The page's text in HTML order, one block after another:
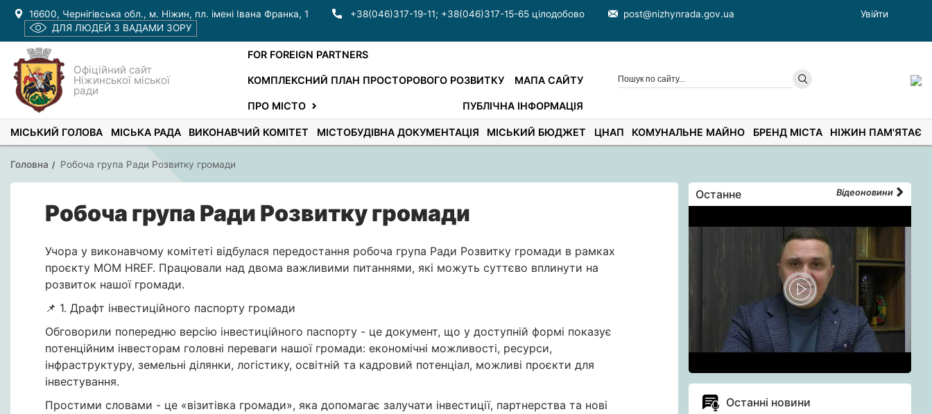
16600, Чернігівська обл., м. Ніжин, пл. імені Івана Франка, 1 +38(046)317-19-11; +38(046)317-15-65 цілодобово post@nizhynrada.gov.ua
Увійти
ДЛЯ ЛЮДЕЙ З ВАДАМИ ЗОРУ
Офіційний сайт
Ніжинської міської
ради
FOR FOREIGN PARTNERS
КОМПЛЕКСНИЙ ПЛАН ПРОСТОРОВОГО РОЗВИТКУ МАПА САЙТУ
ПРО МІСТО ПУБЛІЧНА ІНФОРМАЦІЯ
МІСЬКИЙ ГОЛОВА МІСЬКА РАДА ВИКОНАВЧИЙ КОМІТЕТ МІСТОБУДІВНА ДОКУМЕНТАЦІЯ МІСЬКИЙ БЮДЖЕТ ЦНАП КОМУНАЛЬНЕ МАЙНО БРЕНД МІСТА НІЖИН ПАМ'ЯТАЄ
Головна Робоча група Ради Розвитку громади
Робоча група Ради Розвитку громади
Учора у виконавчому комітеті відбулася передостання робоча група Ради Розвитку громади в рамках
проєкту МОМ HREF. Працювали над двома важливими питаннями, які можуть суттєво вплинути на
розвиток нашої громади.
📌 1. Драфт інвестиційного паспорту громади
Обговорили попередню версію інвестиційного паспорту - це документ, що у доступній формі показує
потенційним інвесторам головні переваги нашої громади: економічні можливості, ресурси,
інфраструктуру, земельні ділянки, логістику, освітній та кадровий потенціал, можливі проєкти для
інвестування.
Простими словами - це «візитівка громади», яка допомагає залучати інвестиції, партнерства та нові
Останне Відеоновини
Останні новини